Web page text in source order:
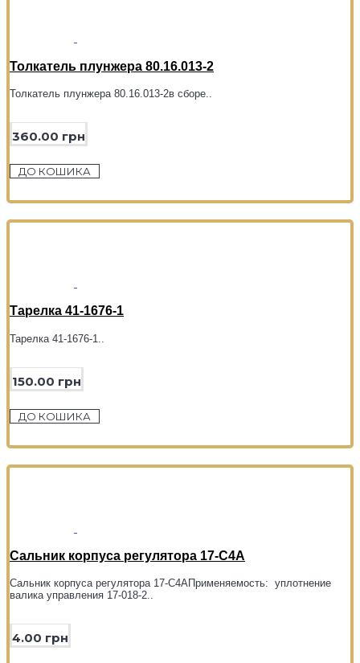
Толкатель плунжера 80.16.013-2
Толкатель плунжера 80.16.013-2в сборе..
360.00 грн
ДО КОШИКА
Тарелка 41-1676-1
Тарелка 41-1676-1..
150.00 грн
ДО КОШИКА
Сальник корпуса регулятора 17-С4А
Сальник корпуса регулятора 17-С4АПрименяемость: уплотнение
валика управления 17-018-2..
4.00 грн